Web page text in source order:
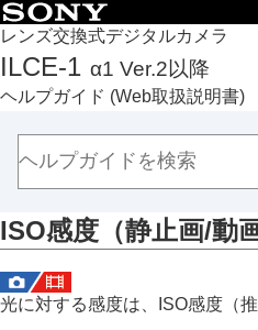
レンズ交換式デジタルカメラ
ILCE-1 α1 Ver.2以降
ヘルプガイド (Web取扱説明書)
トップページ
ヘルプガイドの使いかた
必ずお読みください
本体と付属品を確認する
本機の基本操作
MENU一覧から機能を探す
撮影機能を活用する
ISO感度 （静止画/動
光に対する感度は、ISO感度（